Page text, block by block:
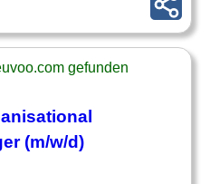
gefunden
(m/w/d)